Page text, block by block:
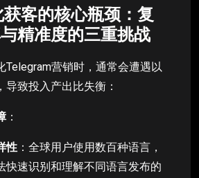
客的核心瓶颈：复
精准度的三重挑战
Telegram营销时，通常会遭遇以
致投入产出比失衡：
：
性 ：全球用户使用数百种语言，
快速识别和理解不同语言发布的